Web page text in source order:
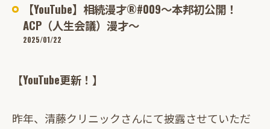
【YouTube】相続漫才®#009～本邦初公開！
ACP（人生会議）漫才～
2025/01/22
【YouTube更新！】
昨年、清藤クリニックさんにて披露させていただ